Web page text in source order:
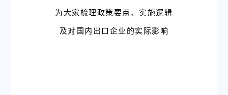
为大家梳理政策要点、 实施逻辑
及对国内出口企业的实际影响